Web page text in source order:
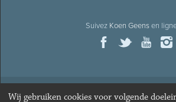
Suivez Koen Geensen
Wij gebruiken cookies voor volgende